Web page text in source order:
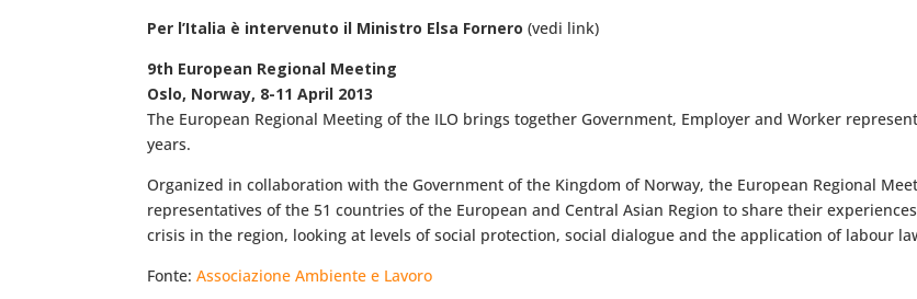
Per l’Italia è intervenuto il Ministro Elsa Fornero (vedi link)
9th European Regional Meeting
Oslo, Norway, 8-11 April 2013
The European Regional Meeting of the ILO brings together Government, Employer and Worker
years.
Organized in collaboration with the Government of the Kingdom of Norway, the European Regional
representatives of the 51 countries of the European and Central Asian Region to share their
crisis in the region, looking at levels of social protection, social dialogue and the application of labour
Fonte:Associazione Ambiente e Lavoro